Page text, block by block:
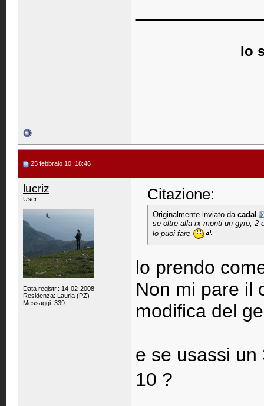
Io
25 febbraio 10, 18:46
lucriz
User
Data registr.: 14-02-2008
Residenza: Lauria (PZ)
Messaggi: 339
Citazione:
Originalmente inviato da cadal
se oltre alla rx monti un gyro, 2
lo puoi fare
lo prendo
Non mi pare il
modifica del
e se usassi un
10 ?